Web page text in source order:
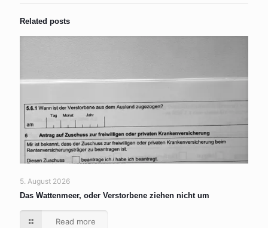
Related posts
5. August 2026
Das Wattenmeer, oder Verstorbene ziehen nicht um
Read more